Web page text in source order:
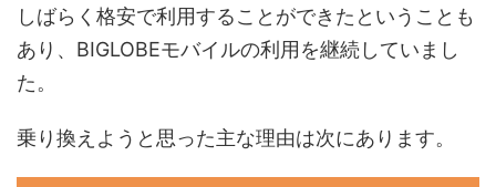
しばらく格安で利用することができたということも
あり、BIGLOBEモバイルの利用を継続していまし
た。
乗り換えようと思った主な理由は次にあります。